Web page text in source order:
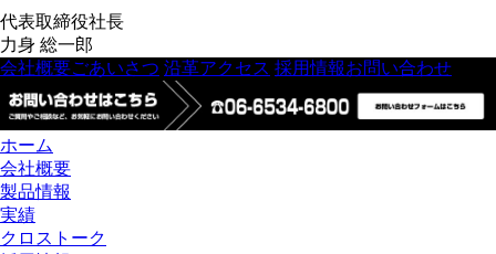
代表取締役社長
力身 総一郎
会社概要ごあいさつ 沿革アクセス 採用情報お問い合わせ
ホーム
会社概要
製品情報
実績
クロストーク